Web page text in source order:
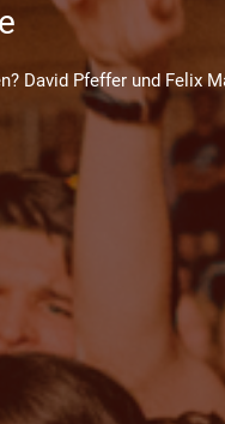
David Pfeffer und Felix